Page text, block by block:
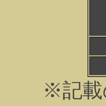
※記載